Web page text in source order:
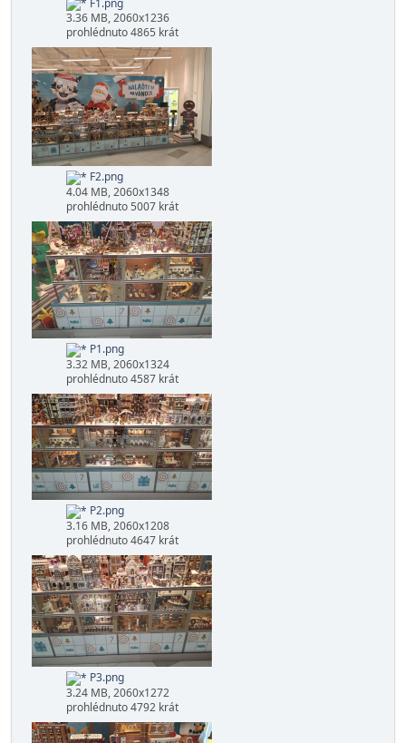
F1.png
3.36 MB, 2060x1236
prohlédnuto 4865 krát
4.04 MB, 2060x1348
prohlédnuto 5007 krát
P1.png
3.32 MB, 2060x1324
prohlédnuto 4587 krát
P2.png
3.16 MB, 2060x1208